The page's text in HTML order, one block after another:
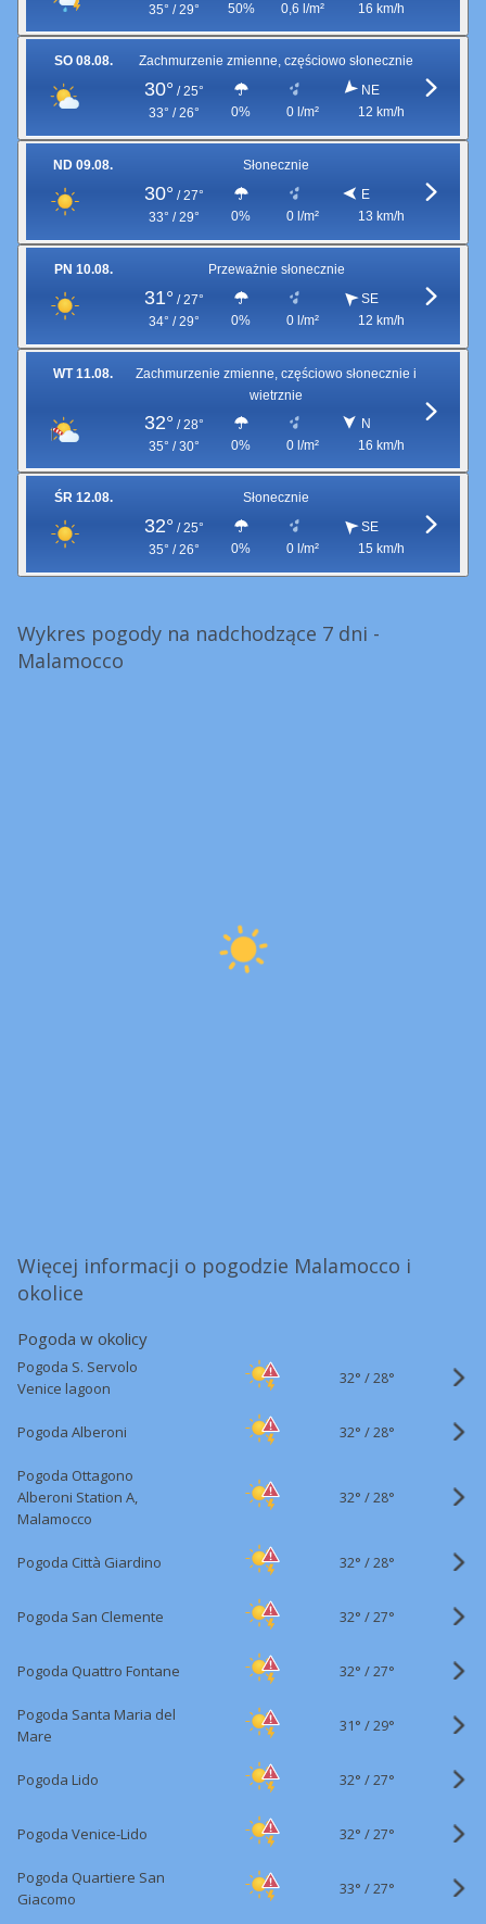
35° / 29°
50% 0,6 l/m²
16 km/h
SO 08.08. Zachmurzenie zmienne, częściowo słonecznie
30° / 25°
33° / 26°
0% 0 l/m²
NE
12 km/h
ND 09.08. Słonecznie
30° / 27°
33° / 29°
0% 0 l/m²
E
13 km/h
PN 10.08. Przeważnie słonecznie
31° / 27°
34° / 29°
0% 0 l/m²
SE
12 km/h
WT 11.08.
Zachmurzenie zmienne, częściowo słonecznie i
wietrznie
32° / 28°
35° / 30°
0% 0 l/m²
N
16 km/h
ŚR 12.08. Słonecznie
32° / 25°
35° / 26°
0% 0 l/m²
SE
15 km/h
Wykres pogody na nadchodzące 7 dni -
Malamocco
Więcej informacji o pogodzie Malamocco i
okolice
Pogoda w okolicy
Pogoda S. Servolo
Venice lagoon
32° /28°
Pogoda Alberoni 32° /28°
Pogoda Ottagono
Alberoni Station A,
Malamocco
32° /28°
Pogoda Città Giardino 32° /28°
Pogoda San Clemente 32° /27°
Pogoda Quattro Fontane 32° /27°
Pogoda Santa Maria del
Mare
31° /29°
Pogoda Lido 32° /27°
Pogoda Venice-Lido 32° /27°
Pogoda Quartiere San
Giacomo
33° /27°